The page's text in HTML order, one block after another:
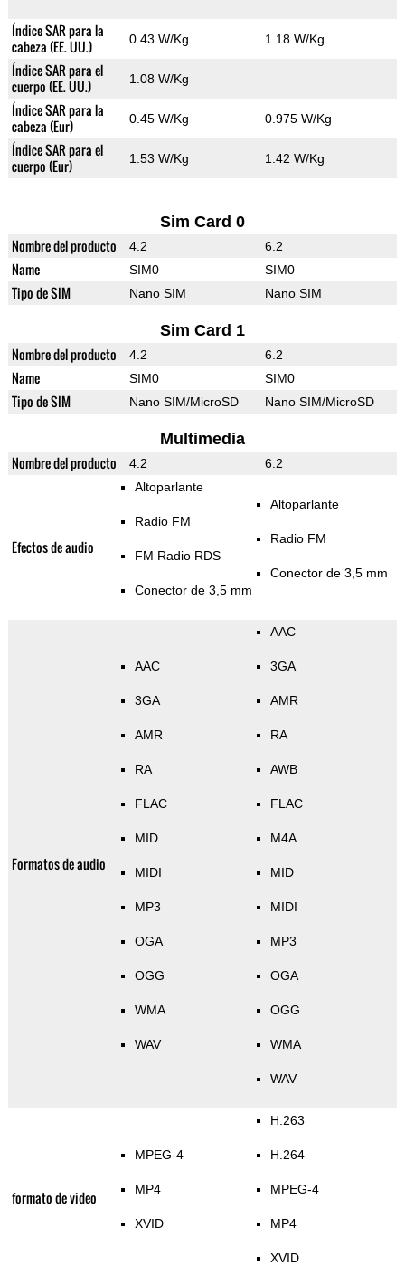
Índice SAR para la
cabeza (EE. UU.)
0.43 W/Kg 1.18 W/Kg
Índice SAR para el
cuerpo (EE. UU.)
1.08 W/Kg
Índice SAR para la
cabeza (Eur)
0.45 W/Kg 0.975 W/Kg
Índice SAR para el
cuerpo (Eur)
1.53 W/Kg 1.42 W/Kg
Sim Card 0
Nombre del producto 4.2 6.2
Name SIM0 SIM0
Tipo de SIM Nano SIM Nano SIM
Sim Card 1
Nombre del producto 4.2 6.2
Name SIM0 SIM0
Tipo de SIM Nano SIM/MicroSD Nano SIM/MicroSD
Multimedia
Nombre del producto 4.2 6.2
Efectos de audio
Altoparlante
Radio FM
FM Radio RDS
Conector de 3,5 mm
Altoparlante
Radio FM
Conector de 3,5 mm
Formatos de audio
AAC
3GA
AMR
RA
FLAC
MID
MIDI
MP3
OGA
OGG
WMA
WAV
AAC
3GA
AMR
RA
AWB
FLAC
M4A
MID
MIDI
MP3
OGA
OGG
WMA
WAV
formato de video
MPEG-4
MP4
XVID
H.263
H.264
MPEG-4
MP4
XVID